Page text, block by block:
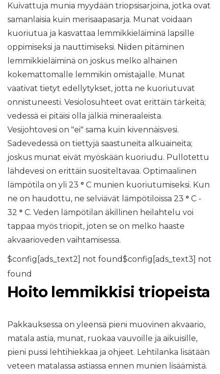
Kuivattuja munia myydään triopsisarjoina, jotka ovat
samanlaisia ​​kuin merisaapasarja. Munat voidaan
kuoriutua ja kasvattaa lemmikkieläiminä lapsille
oppimiseksi ja nauttimiseksi. Niiden pitäminen
lemmikkieläiminä on joskus melko alhainen
kokemattomalle lemmikin omistajalle. Munat
vaativat tietyt edellytykset, jotta ne kuoriutuvat
onnistuneesti. Vesiolosuhteet ovat erittäin tärkeitä;
vedessä ei pitäisi olla jälkiä mineraaleista.
Vesijohtovesi on "ei" sama kuin kivennäisvesi.
Sadevedessä on tiettyjä saastuneita alkuaineita;
joskus munat eivät myöskään kuoriudu. Pullotettu
lähdevesi on erittäin suositeltavaa. Optimaalinen
lämpötila on yli 23 ° C munien kuoriutumiseksi. Kun
ne on haudottu, ne selviävät lämpötiloissa 23 ° C -
32 ° C. Veden lämpötilan äkillinen heilahtelu voi
tappaa myös triopit, joten se on melko haaste
akvaarioveden vaihtamisessa.
$config[ads_text2] not found$config[ads_text3] not
found
Hoito lemmikkisi triopeista
Pakkauksessa on yleensä pieni muovinen akvaario,
matala astia, munat, ruokaa vauvoille ja aikuisille,
pieni pussi lehtihiekkaa ja ohjeet. Lehtilanka lisätään
veteen matalassa astiassa ennen munien lisäämistä.